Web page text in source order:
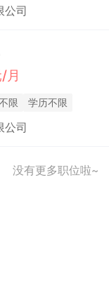
公司
月
限 学历不限
公司
没有更多职位啦~